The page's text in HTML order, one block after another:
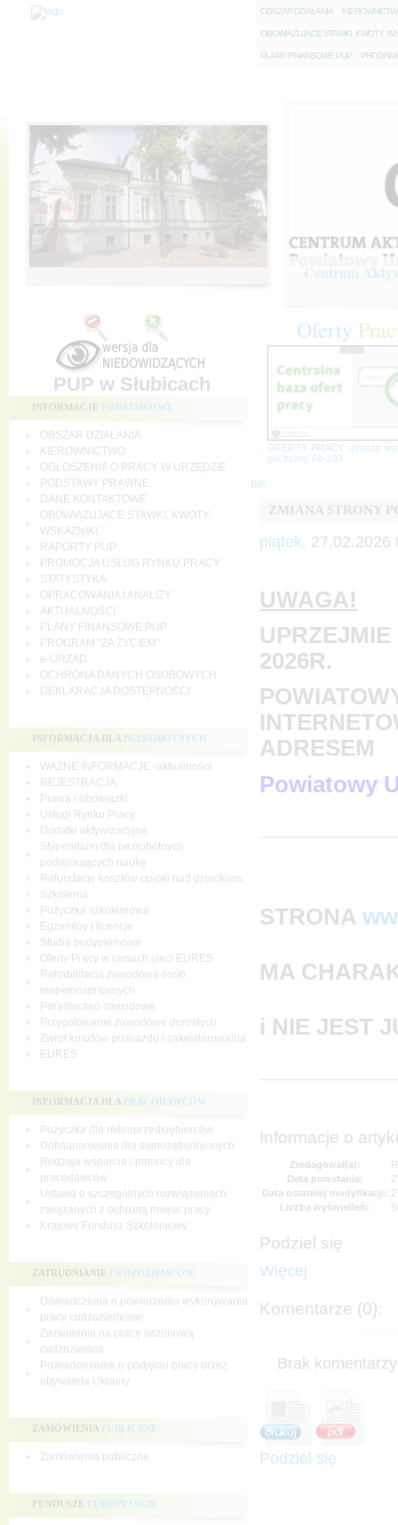
OBSZAR DZIAŁANIA K
OBOWIĄZUJĄCE STAWKI, KWOTY,
PLANY FINANSOWE PUP P
Centrum
PUP w Słubicach
INFORMACJE PODSTAWOWE
OBSZAR DZIAŁANIA
KIEROWNICTWO
OGŁOSZENIA O PRACY W URZĘDZIE
PODSTAWY PRAWNE
DANE KONTAKTOWE
OBOWIĄZUJĄCE STAWKI, KWOTY,
WSKAŹNIKI
RAPORTY PUP
PROMOCJA USŁUG RYNKU PRACY
STATYSTYKA
OPRACOWANIA I ANALIZY
AKTUALNOŚCI
PLANY FINANSOWE PUP
PROGRAM "ZA ŻYCIEM"
e-URZĄD
OCHRONA DANYCH OSOBOWYCH
DEKLARACJA DOSTĘPNOŚCI
INFORMACJA DLA BEZROBOTNYCH
WAŻNE INFORMACJE -aktualności
REJESTRACJA
Prawa i obowiązki
Usługi Rynku Pracy
Dodatki aktywizacyjne
Stypendium dla bezrobotnych
podejmujących naukę
Refundacje kosztów opieki nad dzieckiem
Szkolenia
Pożyczka szkoleniowa
Egzaminy i licencje
Studia podyplomowe
Oferty Pracy w ramach sieci EURES
Rehabilitacja zawodowa osób
niepełnosprawnych
Poradnictwo zawodowe
Przygotowanie zawodowe dorosłych
Zwrot kosztów przejazdu i zakwaterowania
EURES
INFORMACJA DLA PRACODAWCÓW
Pożyczka dla mikroprzedsiębiorców
Dofinansowania dla samozatrudnionych
Rodzaje wsparcia i pomocy dla
pracodawców
Ustawa o szczególnych rozwiązaniach
związanych z ochroną miejsc pracy
Krajowy Fundusz Szkoleniowy
ZATRUDNIANIE CUDZOZIEMCÓW
Oświadczenia o powierzeniu wykonywania
pracy cudzoziemcowi
Zezwolenie na pracę sezonową
cudzoziemca
Powiadomienie o podjęciu pracy przez
obywatela Ukrainy
ZAMÓWIENIA PUBLICZNE
Zamówienia publiczne
FUNDUSZE EUROPEJSKIE
Oferty
OFERTY PRACY -proszę
pocztowy 69-100
BIP
ZMIANA STRONY
piątek, 27.02.2026
UWAGA!
2026R.
ADRESEM
Powiatowy
STRONA
MA
i NIE JEST
Informacje o
Zredagował(a):
Data powstania:
Data ostatniej modyfikacji:
Liczba wyświetleń:
Podziel się
Więcej
Komentarze (0):
Brak
Podziel się